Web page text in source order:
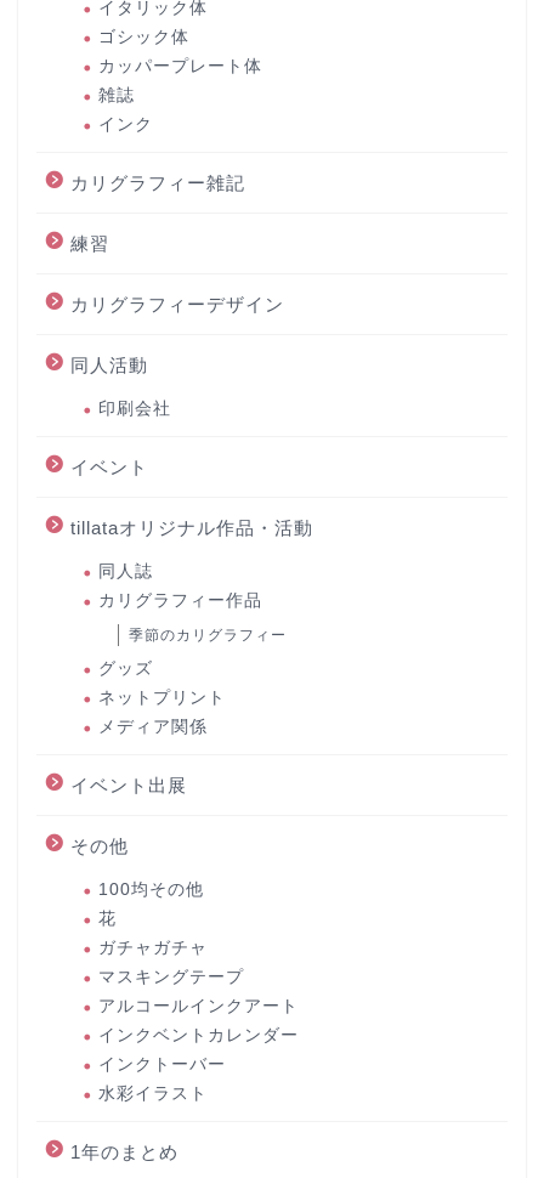
イタリック体
ゴシック体
カッパープレート体
雑誌
インク
カリグラフィー雑記
練習
カリグラフィーデザイン
同人活動
印刷会社
イベント
tillataオリジナル作品・活動
同人誌
カリグラフィー作品
季節のカリグラフィー
グッズ
ネットプリント
メディア関係
イベント出展
その他
100均その他
花
ガチャガチャ
マスキングテープ
アルコールインクアート
インクベントカレンダー
インクトーバー
水彩イラスト
1年のまとめ